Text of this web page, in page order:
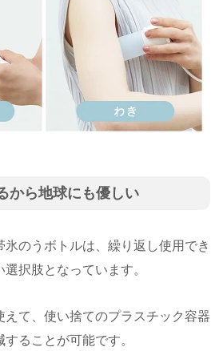
から地球にも優しい
のうボトルは、繰り返し使用でき
択肢となっています。
えて、使い捨てのプラスチック容器
ることが可能です。